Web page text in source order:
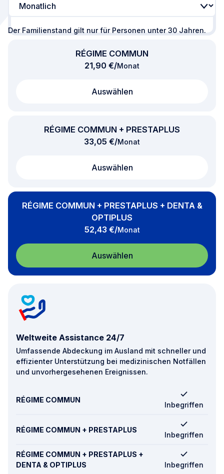
Der Familienstand gilt nur für Personen unter 30 Jahren.
RÉGIME COMMUN
21,90 €pro
/Monat
Auswählen
RÉGIME COMMUN + PRESTAPLUS
33,05 €pro
/Monat
Auswählen
RÉGIME COMMUN + PRESTAPLUS + DENTA &
OPTIPLUS
52,43 €pro
/Monat
Auswählen
Weltweite Assistance 24/7
Umfassende Abdeckung im Ausland mit schneller und
effizienter Unterstützung bei medizinischen Notfällen
und unvorhergesehenen Ereignissen.
RÉGIME COMMUN
Inbegriffen
RÉGIME COMMUN + PRESTAPLUS
Inbegriffen
RÉGIME COMMUN + PRESTAPLUS +
DENTA & OPTIPLUS
Inbegriffen